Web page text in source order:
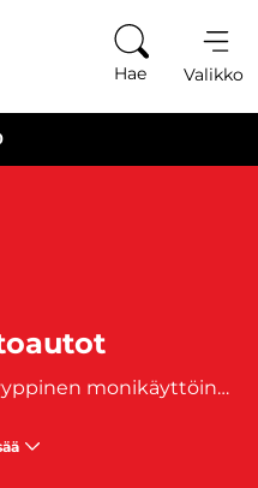
Hae Valikko
Volvo XC40 on crossover-tyyppinen monikäyttöinen automalli, jota on valmistettu vuodesta 2017 lähtien. Tämä premium-auto tunnetaan näyttävästä ja kestävästä suunnittelustaan. Mallin töyssöhköinen Volvo XC40 Recharge tarjoaa taloudellisen ja ympäristöystävällisemmän vaihtoehdon. XC40-mallin lisäksi Volvon XC-malliperheeseen kuuluvat